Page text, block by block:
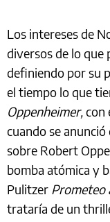
Los intereses de
diversos de lo que
definiendo por su
el tiempo lo que
Oppenheimer,con
cuando se
sobre Robert
bomba atómica y
Pulitzer Prometeo
trataría de un